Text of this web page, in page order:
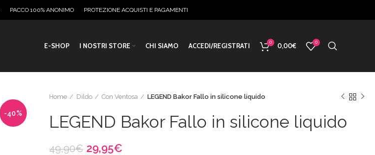
PACCO 100% ANONIMO PROTEZIONE ACQUISTI E PAGAMENTI
E-SHOP I NOSTRI STORE CHI SIAMO ACCEDI/REGISTRATI 0 0,00€ 0
-40%
Home Dildo Con Ventosa LEGEND Bakor Fallo in silicone liquido
LEGEND Bakor Fallo in silicone liquido
49,90€ Il
29,95€